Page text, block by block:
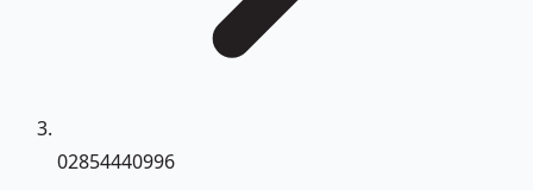
02854440996